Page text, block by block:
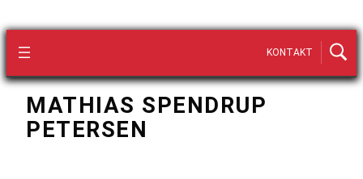
KONTAKT
MATHIAS SPENDRUP
PETERSEN